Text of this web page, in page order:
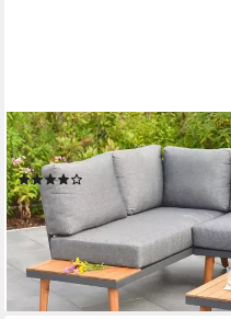
MERXX
Gartenlounge-Set Attika
799,00 € 1.685,90 €
-53%
lieferbar - in 4-5 Werktagen bei dir